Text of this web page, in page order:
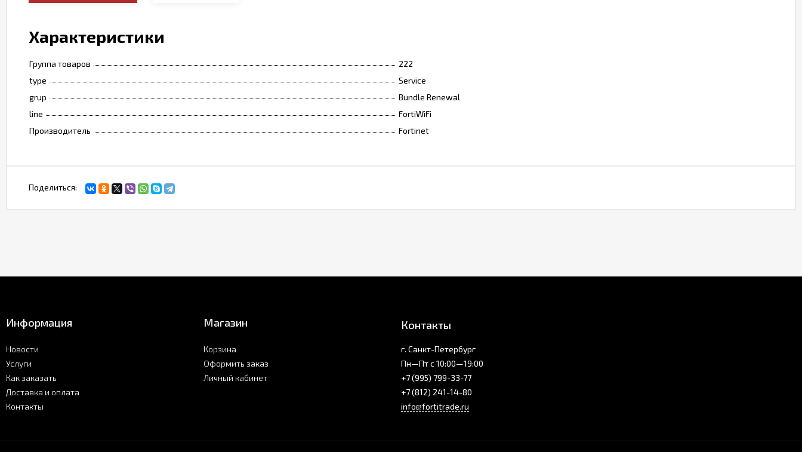
Характеристики
Группа товаров
222
type
Service
grup
Bundle Renewal
line
FortiWiFi
Производитель
Fortinet
Поделиться:
Информация
Новости
Услуги
Как заказать
Доставка и оплата
Контакты
Магазин
Корзина
Оформить заказ
Личный кабинет
Контакты
г. Санкт-Петербург
Пн—Пт с 10:00—19:00
+7 (995) 799-33-77
+7 (812) 241-14-80
info@fortitrade.ru